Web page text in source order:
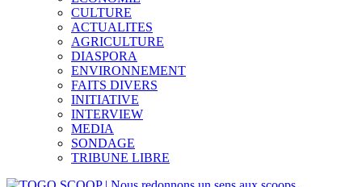
CULTURE
ACTUALITES
AGRICULTURE
DIASPORA
ENVIRONNEMENT
FAITS DIVERS
INITIATIVE
INTERVIEW
MEDIA
SONDAGE
TRIBUNE LIBRE